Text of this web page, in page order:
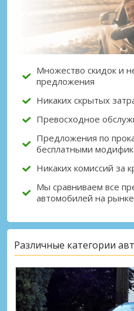
Войти с
Множество скидок и
предложения
Никаких скрытых
Превосходное
Предложения по
бесплатными
Никаких комиссий за
Мы сравниваем все
автомобилей на рынке
Различные категории